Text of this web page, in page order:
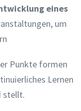
eines
um
Punkte formen
Lernen
stellt.